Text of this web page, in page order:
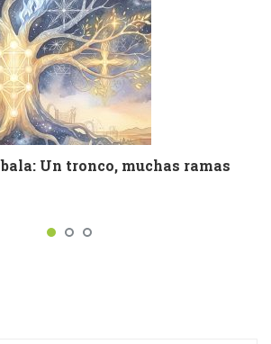
Un tronco, muchas ramas